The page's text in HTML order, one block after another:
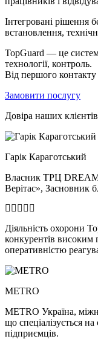
Інтегровані рішення
встановлення,
TopGuard — це
технології, контроль.
Від першого
Замовити послугу
Довіра наших
Гарік Караготський
Власник ТРЦ DREAM,
Верітас», Засновник
Діяльність охорони
конкурентів високим
оперативністю
METRO
METRO Україна,
що спеціалізується
підприємців.